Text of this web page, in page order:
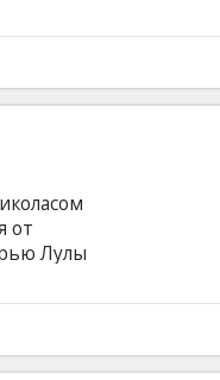
их бояться.
языках.
от
Лулы
и русском